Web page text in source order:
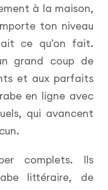
à la maison,
ton niveau
ce qu'on fait.
grand coup de
et aux parfaits
en ligne avec
qui avancent
complets. Ils
littéraire, de